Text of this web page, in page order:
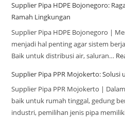
Supplier Pipa HDPE Bojonegoro:
Ramah Lingkungan
Supplier Pipa HDPE Bojonegoro |
menjadi hal penting agar sistem
Baik untuk distribusi air, saluran…
Supplier Pipa PPR Mojokerto: Solusi
Supplier Pipa PPR Mojokerto |
baik untuk rumah tinggal, gedung
industri, pemilihan jenis pipa